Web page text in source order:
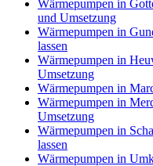
Wärmepumpen in
und Umsetzung
Wärmepumpen in
lassen
Wärmepumpen in
Umsetzung
Wärmepumpen in
Wärmepumpen in
Umsetzung
Wärmepumpen in
lassen
Wärmepumpen in